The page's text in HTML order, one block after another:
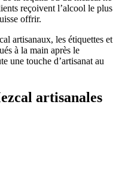
reçoivent l’alcool le plus
offrir.
artisanaux, les étiquettes et
à la main après le
une touche d’artisanat au
artisanales